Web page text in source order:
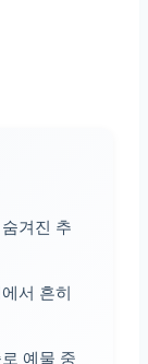
겨진 추
서 흔히
예물 중